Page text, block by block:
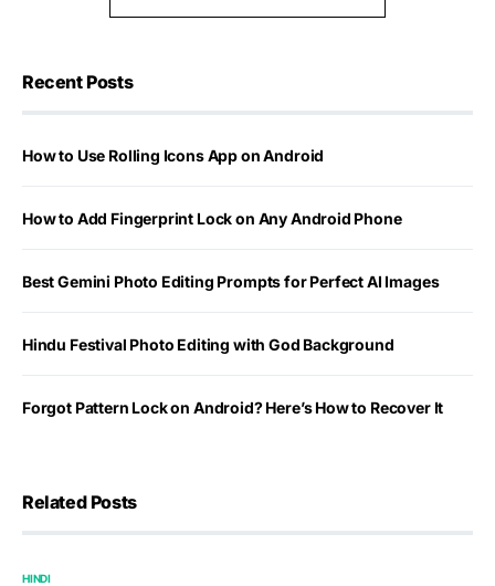
Recent Posts
How to Use Rolling Icons App on Android
How to Add Fingerprint Lock on Any Android Phone
Best Gemini Photo Editing Prompts for Perfect AI Images
Hindu Festival Photo Editing with God Background
Forgot Pattern Lock on Android? Here’s How to Recover It
Related Posts
HINDI